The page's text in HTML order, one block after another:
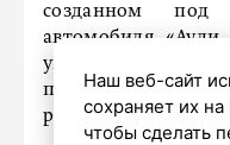
созданном
автомобиля
упакованного в
продать его
регионе.
Наш веб-сайт
сохраняет их
чтобы сделать